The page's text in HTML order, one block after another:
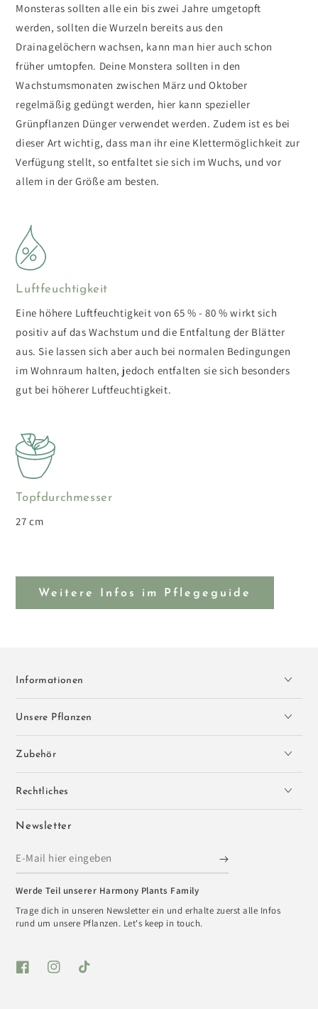
Monsteras sollten alle ein bis zwei Jahre umgetopft
werden, sollten die Wurzeln bereits aus den
Drainagelöchern wachsen, kann man hier auch schon
früher umtopfen. Deine Monstera sollten in den
Wachstumsmonaten zwischen März und Oktober
regelmäßig gedüngt werden, hier kann spezieller
Grünpflanzen Dünger verwendet werden. Zudem ist es bei
dieser Art wichtig, dass man ihr eine Klettermöglichkeit zur
Verfügung stellt, so entfaltet sie sich im Wuchs, und vor
allem in der Größe am besten.
Luftfeuchtigkeit
Eine höhere Luftfeuchtigkeit von 65 % - 80 % wirkt sich
positiv auf das Wachstum und die Entfaltung der Blätter
aus. Sie lassen sich aber auch bei normalen Bedingungen
im Wohnraum halten, jedoch entfalten sie sich besonders
gut bei höherer Luftfeuchtigkeit.
Topfdurchmesser
27 cm
Weitere Infos im Pflegeguide
Informationen
Unsere Pflanzen
Zubehör
Rechtliches
Newsletter
E-
Mail
hier
eingeben
Werde Teil unserer Harmony Plants Family
Trage dich in unseren Newsletter ein und erhalte zuerst alle Infos
rund um unsere Pflanzen. Let's keep in touch.
FacebookInstagramTikTok